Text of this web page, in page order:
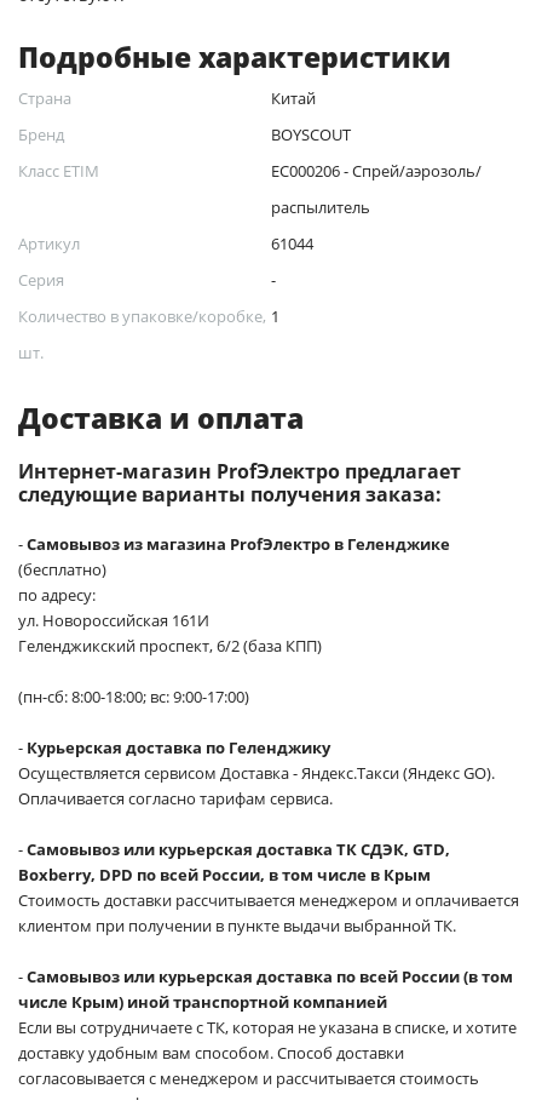
Подробные характеристики
Страна
Китай
Бренд
BOYSCOUT
Класс ETIM
EC000206 - Спрей/аэрозоль/
распылитель
Артикул
61044
Серия
-
Количество в упаковке/коробке,
шт.
1
Доставка и оплата
Интернет-магазин ProfЭлектро предлагает
следующие варианты получения заказа:
-Самовывоз из магазина ProfЭлектро в Геленджике
(бесплатно)
по адресу:
ул. Новороссийская 161И
Геленджикский проспект, 6/2 (база КПП)
(пн-сб: 8:00-18:00; вс: 9:00-17:00)
- Курьерская доставка по Геленджику
Осуществляется сервисом Доставка - Яндекс.Такси (Яндекс GO).
Оплачивается согласно тарифам сервиса.
-Самовывоз или курьерская доставка ТК СДЭК, GTD,
Boxberry, DPD по всей России, в том числе в Крым
Стоимость доставки рассчитывается менеджером и оплачивается
клиентом при получении в пункте выдачи выбранной ТК.
-Самовывоз или курьерская доставка по всей России (в том
числе Крым) иной транспортной компанией
Если вы сотрудничаете с ТК, которая не указана в списке, и хотите
доставку удобным вам способом. Способ доставки
согласовывается с менеджером и рассчитывается стоимость